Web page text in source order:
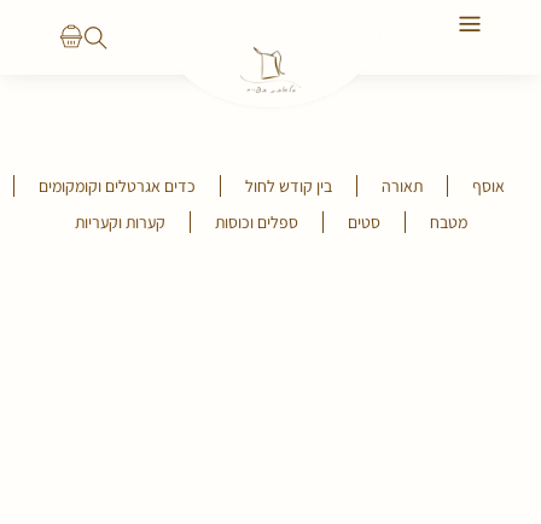
אוסף תאורה בין קודש לחול
כדים אגרטלים וקומקומים
מטבח
סטים ספלים וכוסות קערות וקעריות